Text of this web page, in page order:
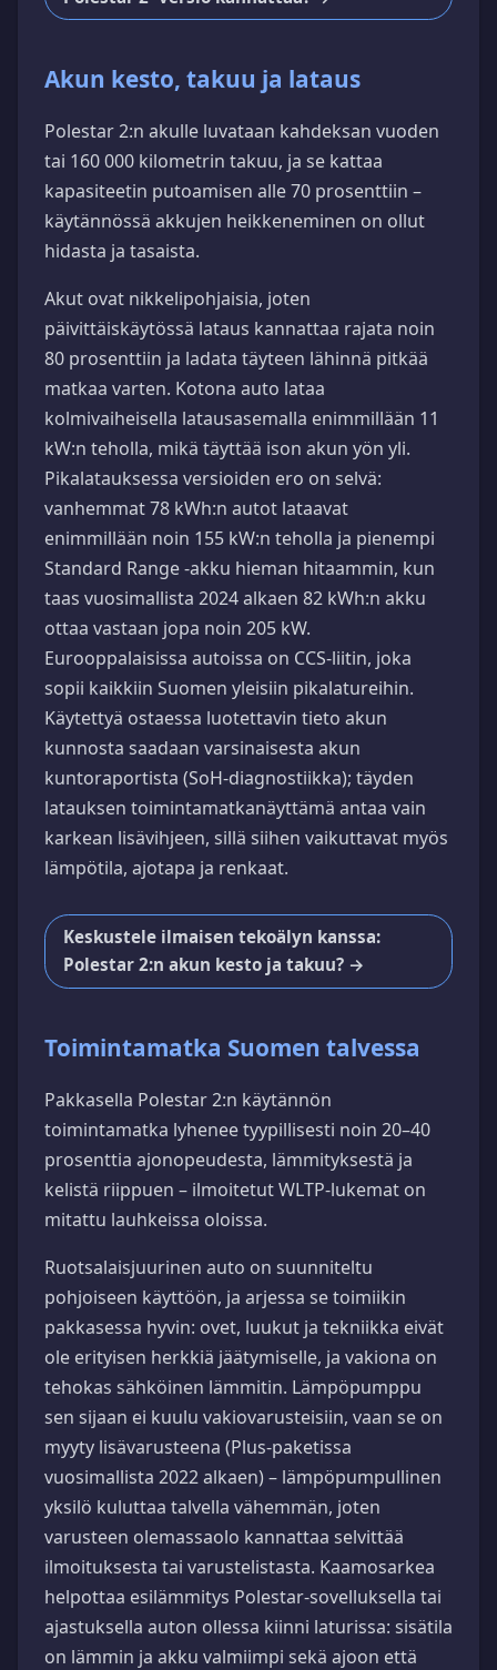
Akun kesto, takuu ja lataus
Polestar 2:n akulle luvataan kahdeksan vuoden
tai 160 000 kilometrin takuu, ja se kattaa
kapasiteetin putoamisen alle 70 prosenttiin –
käytännössä akkujen heikkeneminen on ollut
hidasta ja tasaista.
Akut ovat nikkelipohjaisia, joten
päivittäiskäytössä lataus kannattaa rajata noin
80 prosenttiin ja ladata täyteen lähinnä pitkää
matkaa varten. Kotona auto lataa
kolmivaiheisella latausasemalla enimmillään 11
kW:n teholla, mikä täyttää ison akun yön yli.
Pikalatauksessa versioiden ero on selvä:
vanhemmat 78 kWh:n autot lataavat
enimmillään noin 155 kW:n teholla ja pienempi
Standard Range -akku hieman hitaammin, kun
taas vuosimallista 2024 alkaen 82 kWh:n akku
ottaa vastaan jopa noin 205 kW.
Eurooppalaisissa autoissa on CCS-liitin, joka
sopii kaikkiin Suomen yleisiin pikalatureihin.
Käytettyä ostaessa luotettavin tieto akun
kunnosta saadaan varsinaisesta akun
kuntoraportista (SoH-diagnostiikka); täyden
latauksen toimintamatkanäyttämä antaa vain
karkean lisävihjeen, sillä siihen vaikuttavat myös
lämpötila, ajotapa ja renkaat.
Keskustele ilmaisen tekoälyn kanssa:
Polestar 2:n akun kesto ja takuu? →
Toimintamatka Suomen talvessa
Pakkasella Polestar 2:n käytännön
toimintamatka lyhenee tyypillisesti noin 20–40
prosenttia ajonopeudesta, lämmityksestä ja
kelistä riippuen – ilmoitetut WLTP-lukemat on
mitattu lauhkeissa oloissa.
Ruotsalaisjuurinen auto on suunniteltu
pohjoiseen käyttöön, ja arjessa se toimiikin
pakkasessa hyvin: ovet, luukut ja tekniikka eivät
ole erityisen herkkiä jäätymiselle, ja vakiona on
tehokas sähköinen lämmitin. Lämpöpumppu
sen sijaan ei kuulu vakiovarusteisiin, vaan se on
myyty lisävarusteena (Plus-paketissa
vuosimallista 2022 alkaen) – lämpöpumpullinen
yksilö kuluttaa talvella vähemmän, joten
varusteen olemassaolo kannattaa selvittää
ilmoituksesta tai varustelistasta. Kaamosarkea
helpottaa esilämmitys Polestar-sovelluksella tai
ajastuksella auton ollessa kiinni laturissa: sisätila
on lämmin ja akku valmiimpi sekä ajoon että